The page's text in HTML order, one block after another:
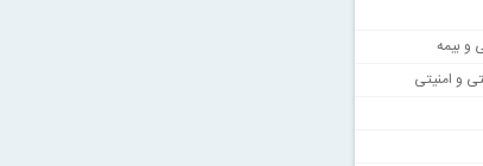
و بیمه
و امنیتی